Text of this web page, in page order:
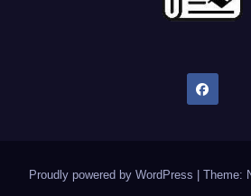
Proudly powered by WordPress Theme: